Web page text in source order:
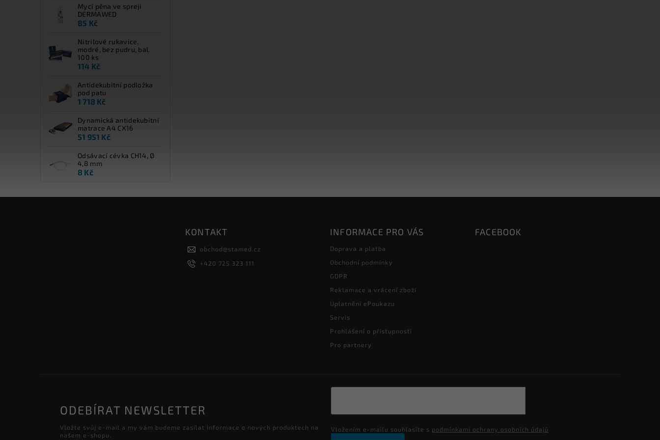
Mycí pěna ve spreji
DERMAWED
85 Kč
Nitrilové rukavice,
modré, bez pudru, bal.
100 ks
114 Kč
Antidekubitní podložka
pod patu
1 718 Kč
Dynamická antidekubitní
matrace A4 CX16
51 951 Kč
Odsávací cévka CH14, Ø
4,8 mm
8 Kč
KONTAKT
obchod@stamed.cz
+420 725 323 111
INFORMACE PRO VÁS
Doprava a platba
Obchodní podmínky
GDPR
Reklamace a vrácení zboží
Uplatnění ePoukazu
Servis
Prohlášení o přístupnosti
Pro partnery
FACEBOOK
ODEBÍRAT NEWSLETTER
Vložte svůj e-mail a my vám budeme zasílat informace o nových produktech na
našem e-shopu.
Vložením e-mailu souhlasíte s podmínkami ochrany osobních údajů